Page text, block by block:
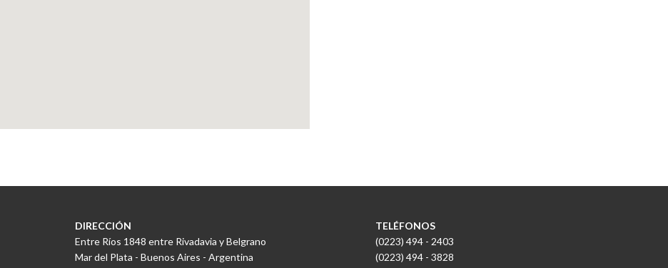
DIRECCIÓN
Entre Ríos 1848 entre Rivadavia y Belgrano
Mar del Plata - Buenos Aires - Argentina
TELÉFONOS
(0223) 494 - 2403
(0223) 494 - 3828